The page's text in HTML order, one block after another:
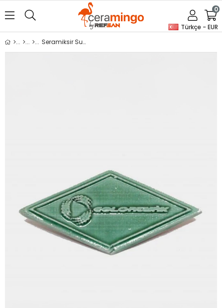
Türkçe - EUR
0
Seramiksir Su Yeşili 175 Gr S 1051